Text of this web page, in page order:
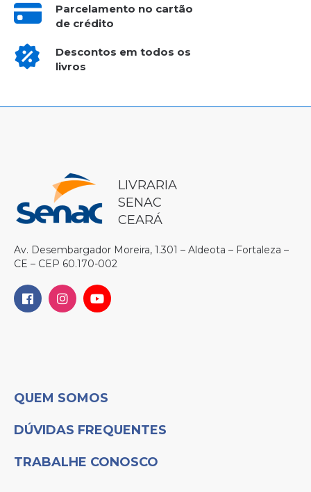
Parcelamento no cartão
de crédito
Descontos em todos os
livros
LIVRARIA
SENAC
CEARÁ
Av. Desembargador Moreira, 1.301 – Aldeota – Fortaleza –
CE – CEP 60.170-002
QUEM SOMOS
DÚVIDAS FREQUENTES
TRABALHE CONOSCO